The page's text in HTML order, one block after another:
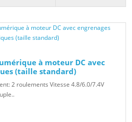
à moteur DC avec
(taille standard)
2 roulements Vitesse 4.8/6.0/7.4V